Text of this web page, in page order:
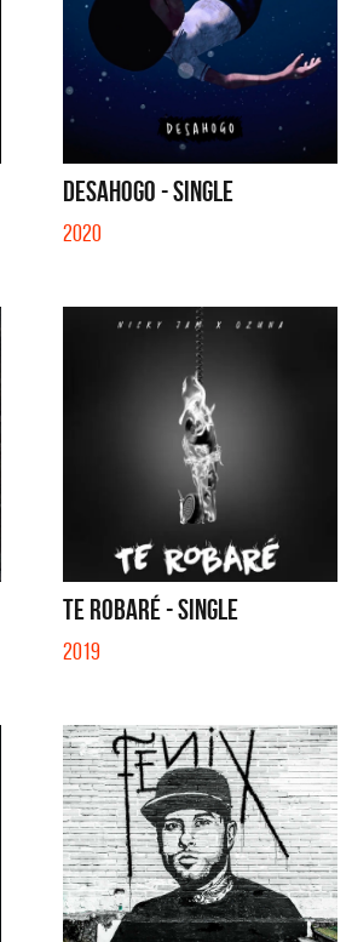
DESAHOGO - SINGLE
2020
TE ROBARÉ - SINGLE
2019